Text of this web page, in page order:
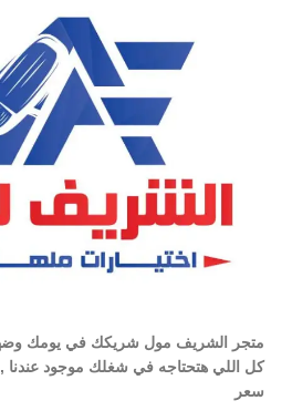
متجر الشريف مول شريكك في يومك
كل اللي هتحتاجه في شغلك موجود عندنا
سعر